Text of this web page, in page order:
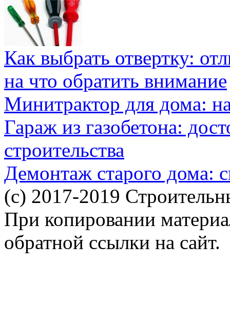
Как выбрать отвертку:
на что обратить внимание
Минитрактор для дома:
Гараж из газобетона:
строительства
Демонтаж старого дома:
(c) 2017-2019
При копировании
обратной ссылки на сайт.